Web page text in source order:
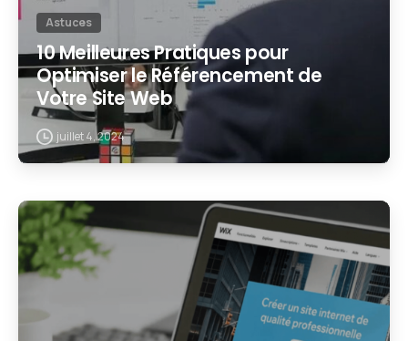
Astuces
10 Meilleures Pratiques pour
Optimiser le Référencement de
Votre Site Web
juillet 4, 2024
2